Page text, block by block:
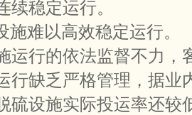
续稳定运行。
施难以高效稳定运行。
运行的依法监督不力，
行缺乏严格管理，据业
硫设施实际投运率还较